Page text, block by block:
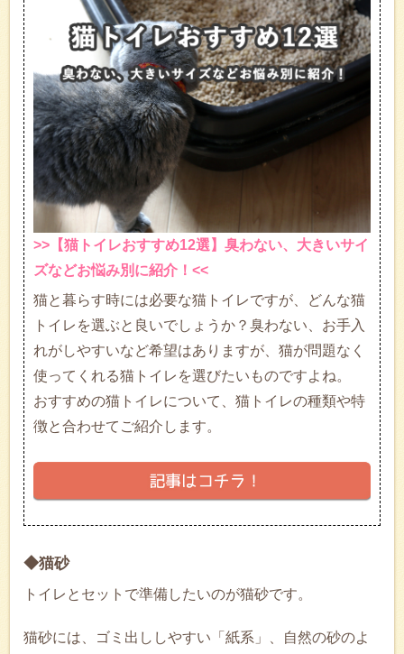
>>【猫トイレおすすめ12選】臭わない、大きいサイ
ズなどお悩み別に紹介！<<
猫と暮らす時には必要な猫トイレですが、どんな猫
トイレを選ぶと良いでしょうか？臭わない、お手入
れがしやすいなど希望はありますが、猫が問題なく
使ってくれる猫トイレを選びたいものですよね。
おすすめの猫トイレについて、猫トイレの種類や特
徴と合わせてご紹介します。
◆猫砂
トイレとセットで準備したいのが猫砂です。
猫砂には、ゴミ出ししやすい「紙系」、自然の砂のよ